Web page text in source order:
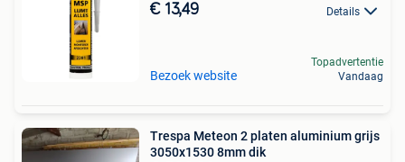
€ 13,49 Details
Bezoek website
Topadvertentie
Vandaag
Trespa Meteon 2 platen aluminium grijs
3050x1530 8mm dik